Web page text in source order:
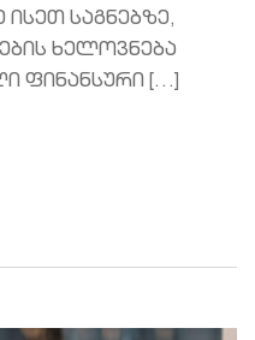
საგნებზე,
ხელოვნება
ფინანსური […]